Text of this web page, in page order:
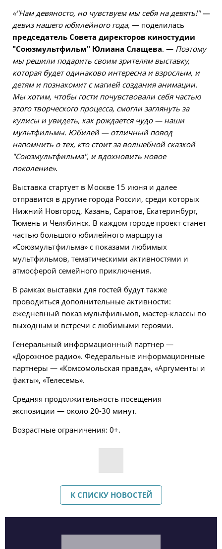
«''Нам девяносто, но чувствуем мы себя на девять!'' —
девиз нашего юбилейного года, — поделилась
председатель Совета директоров киностудии
"Союзмультфильм" Юлиана Слащева. — Поэтому
мы решили подарить своим зрителям выставку,
которая будет одинаково интересна и взрослым, и
детям и познакомит с магией создания анимации.
Мы хотим, чтобы гости почувствовали себя частью
этого творческого процесса, смогли заглянуть за
кулисы и увидеть, как рождается чудо — наши
мультфильмы. Юбилей — отличный повод
напомнить о тех, кто стоит за волшебной сказкой
"Союзмультфильма", и вдохновить новое
поколение».
Выставка стартует в Москве 15 июня и далее
отправится в другие города России, среди которых
Нижний Новгород, Казань, Саратов, Екатеринбург,
Тюмень и Челябинск. В каждом городе проект станет
частью большого юбилейного маршрута
«Союзмультфильма» с показами любимых
мультфильмов, тематическими активностями и
атмосферой семейного приключения.
В рамках выставки для гостей будут также
проводиться дополнительные активности:
ежедневный показ мультфильмов, мастер-классы по
выходным и встречи с любимыми героями.
Генеральный информационный партнер —
«Дорожное радио». Федеральные информационные
партнеры — «Комсомольская правда», «Аргументы и
факты», «Телесемь».
Средняя продолжительность посещения
экспозиции — около 20-30 минут.
Возрастные ограничения: 0+.
К СПИСКУ НОВОСТЕЙ